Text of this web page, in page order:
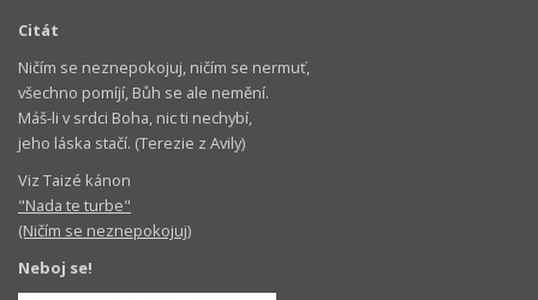
Citát
Ničím se neznepokojuj, ničím se nermuť,
všechno pomíjí, Bůh se ale nemění.
Máš-li v srdci Boha, nic ti nechybí,
jeho láska stačí. (Terezie z Avily)
Viz Taizé kánon
"Nada te turbe"
(Ničím se neznepokojuj)
Neboj se!